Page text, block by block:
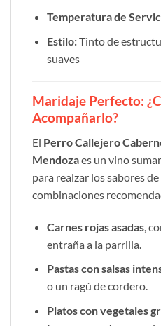
Temperatura de
Estilo:Tinto de
suaves
Maridaje Perfecto:
Acompañarlo?
El Perro Callejero
Mendozaes un vino
para realzar los sabores
combinaciones
Carnes rojas asadas,
entraña a la parrilla.
Pastas con salsas
o un ragú de cordero.
Platos con vegetales